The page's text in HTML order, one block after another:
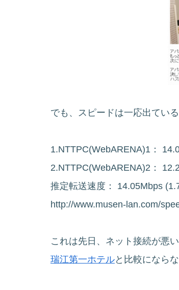
でも、スピードは一応出てい
1.NTTPC(WebARENA)1：
2.NTTPC(WebARENA)2：
推定転送速度： 14.05Mbps
http://www.musen-lan.com/
これは先日、ネット接続が悪い
瑞江第一ホテルと比較になら